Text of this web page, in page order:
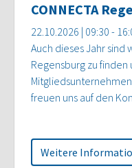
CONNECTA
22.10.2026 | 09:30 -
Auch dieses Jahr sind
Regensburg zu
freuen uns auf den
Weitere